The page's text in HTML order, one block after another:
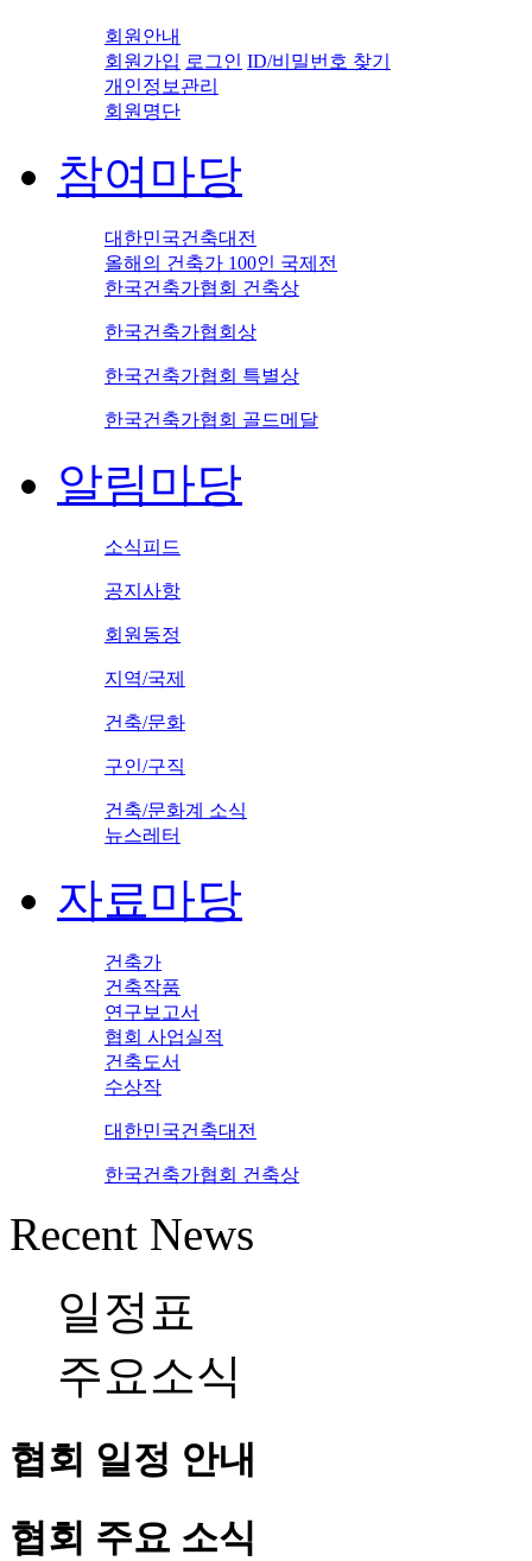
회원안내
회원가입 로그인 ID/비밀번호 찾기
개인정보관리
회원명단
참여마당
대한민국건축대전
올해의 건축가 100인 국제전
한국건축가협회 건축상
한국건축가협회상
한국건축가협회 특별상
한국건축가협회 골드메달
알림마당
소식피드
공지사항
회원동정
지역/국제
건축/문화
구인/구직
건축/문화계 소식
뉴스레터
자료마당
건축가
건축작품
연구보고서
협회 사업실적
건축도서
수상작
대한민국건축대전
한국건축가협회 건축상
Recent News
일정표
주요소식
협회 일정 안내
협회 주요 소식